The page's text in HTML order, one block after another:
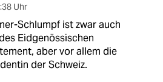
Uhr
Schlumpf ist zwar auch
Eidgenössischen
aber vor allem die
der Schweiz.